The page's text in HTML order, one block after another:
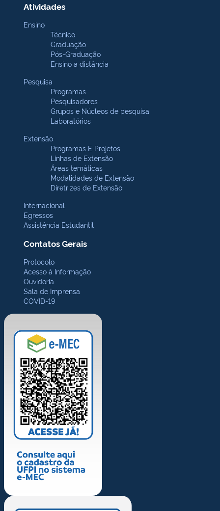
Atividades
Ensino
Técnico
Graduação
Pós-Graduação
Ensino a distância
Pesquisa
Programas
Pesquisadores
Grupos e Núcleos de pesquisa
Laboratórios
Extensão
Programas E Projetos
Linhas de Extensão
Áreas temáticas
Modalidades de Extensão
Diretrizes de Extensão
Internacional
Egressos
Assistência Estudantil
Contatos Gerais
Protocolo
Acesso à Informação
Ouvidoria
Sala de Imprensa
COVID-19